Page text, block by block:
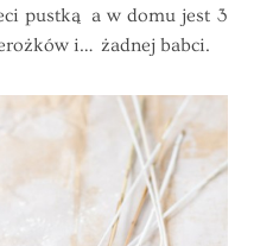
pustką a w domu jest 3
i… żadnej babci.